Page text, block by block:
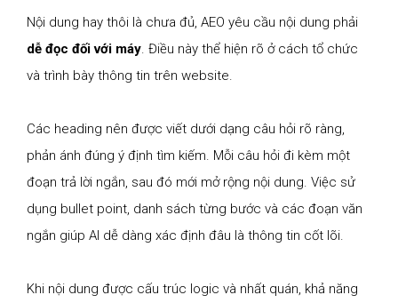
Nội dung hay thôi là chưa đủ, AEO yêu cầu nội dung phải
dễ đọc đối với máy . Điều này thể hiện rõ ở cách tổ chức
và trình bày thông tin trên website.
Các heading nên được viết dưới dạng câu hỏi rõ ràng,
phản ánh đúng ý định tìm kiếm. Mỗi câu hỏi đi kèm một
đoạn trả lời ngắn, sau đó mới mở rộng nội dung. Việc sử
dụng bullet point, danh sách từng bước và các đoạn văn
ngắn giúp AI dễ dàng xác định đâu là thông tin cốt lõi.
Khi nội dung được cấu trúc logic và nhất quán, khả năng